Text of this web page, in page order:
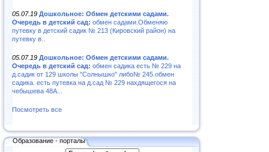
05.07.19 Дошкольное: Обмен детскими садами.
Очередь в детский сад: обмен садами.Обменяю
путевку в детский садик № 213 (Кировский район) на
путевку в..
05.07.19 Дошкольное: Обмен детскими садами.
Очередь в детский сад: обмен садика есть № 229 на
д.садик от 129 школы "Солнышко" либо№ 245.обмен
садика. есть путевка на д.сад № 229 нахдящегося на
чебышева 48А...
Посмотреть все
Образование - порталы